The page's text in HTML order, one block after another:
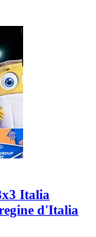
Italia
d'Italia